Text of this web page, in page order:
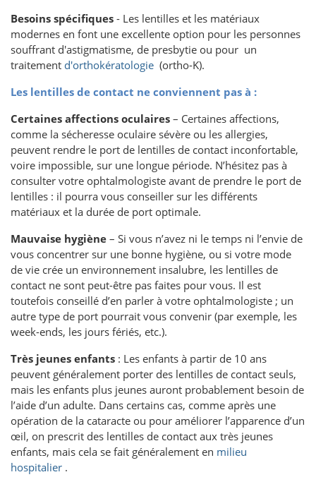
Besoins spécifiques - Les lentilles et les matériaux
modernes en font une excellente option pour les personnes
souffrant d'astigmatisme, de presbytie ou pour un
traitement d'orthokératologie (ortho-K).
Les lentilles de contact ne conviennent pas à :
Certaines affections oculaires – Certaines affections,
comme la sécheresse oculaire sévère ou les allergies,
peuvent rendre le port de lentilles de contact inconfortable,
voire impossible, sur une longue période. N’hésitez pas à
consulter votre ophtalmologiste avant de prendre le port de
lentilles : il pourra vous conseiller sur les différents
matériaux et la durée de port optimale.
Mauvaise hygiène – Si vous n’avez ni le temps ni l’envie de
vous concentrer sur une bonne hygiène, ou si votre mode
de vie crée un environnement insalubre, les lentilles de
contact ne sont peut-être pas faites pour vous. Il est
toutefois conseillé d’en parler à votre ophtalmologiste ; un
autre type de port pourrait vous convenir (par exemple, les
week-ends, les jours fériés, etc.).
Très jeunes enfants : Les enfants à partir de 10 ans
peuvent généralement porter des lentilles de contact seuls,
mais les enfants plus jeunes auront probablement besoin de
l’aide d’un adulte. Dans certains cas, comme après une
opération de la cataracte ou pour améliorer l’apparence d’un
œil, on prescrit des lentilles de contact aux très jeunes
enfants, mais cela se fait généralement en milieu
hospitalier .